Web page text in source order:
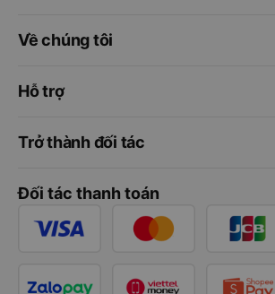
Về chúng tôi
Hỗ trợ
Trở thành đối tác
Đối tác thanh toán